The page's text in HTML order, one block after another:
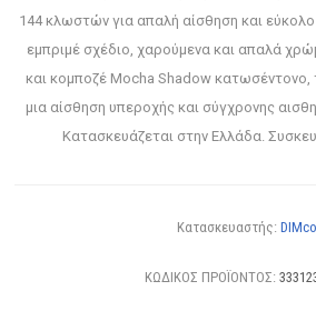
144 κλωστών για απαλή αίσθηση και
εμπριμέ σχέδιο, χαρούμενα και απαλά
και κομποζέ Mocha Shadow
μια αίσθηση υπεροχής και σύγχρονης
Κατασκευάζεται στην Ελλάδα.
Κατασκευαστής: DIMcol
ΚΩΔΙΚΟΣ ΠΡΟΪΟΝΤΟΣ: